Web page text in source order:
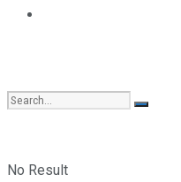
No Result